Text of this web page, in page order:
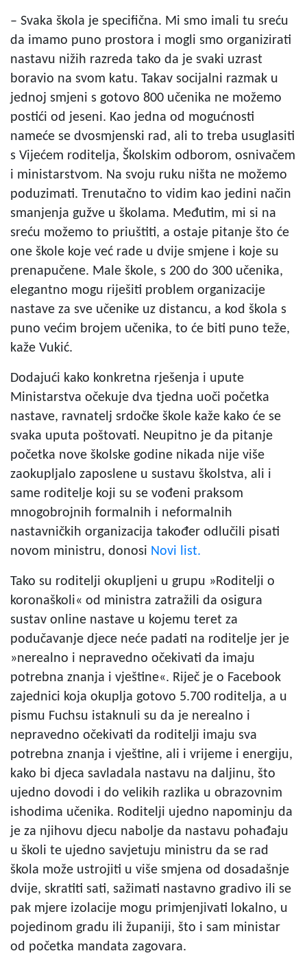
– Svaka škola je specifična. Mi smo imali tu sreću
da imamo puno prostora i mogli smo organizirati
nastavu nižih razreda tako da je svaki uzrast
boravio na svom katu. Takav socijalni razmak u
jednoj smjeni s gotovo 800 učenika ne možemo
postići od jeseni. Kao jedna od mogućnosti
nameće se dvosmjenski rad, ali to treba usuglasiti
s Vijećem roditelja, Školskim odborom, osnivačem
i ministarstvom. Na svoju ruku ništa ne možemo
poduzimati. Trenutačno to vidim kao jedini način
smanjenja gužve u školama. Međutim, mi si na
sreću možemo to priuštiti, a ostaje pitanje što će
one škole koje već rade u dvije smjene i koje su
prenapučene. Male škole, s 200 do 300 učenika,
elegantno mogu riješiti problem organizacije
nastave za sve učenike uz distancu, a kod škola s
puno većim brojem učenika, to će biti puno teže,
kaže Vukić.
Dodajući kako konkretna rješenja i upute
Ministarstva očekuje dva tjedna uoči početka
nastave, ravnatelj srdočke škole kaže kako će se
svaka uputa poštovati. Neupitno je da pitanje
početka nove školske godine nikada nije više
zaokupljalo zaposlene u sustavu školstva, ali i
same roditelje koji su se vođeni praksom
mnogobrojnih formalnih i neformalnih
nastavničkih organizacija također odlučili pisati
novom ministru, donosi Novi list.
Tako su roditelji okupljeni u grupu »Roditelji o
koronaškoli« od ministra zatražili da osigura
sustav online nastave u kojemu teret za
podučavanje djece neće padati na roditelje jer je
»nerealno i nepravedno očekivati da imaju
potrebna znanja i vještine«. Riječ je o Facebook
zajednici koja okuplja gotovo 5.700 roditelja, a u
pismu Fuchsu istaknuli su da je nerealno i
nepravedno očekivati da roditelji imaju sva
potrebna znanja i vještine, ali i vrijeme i energiju,
kako bi djeca savladala nastavu na daljinu, što
ujedno dovodi i do velikih razlika u obrazovnim
ishodima učenika. Roditelji ujedno napominju da
je za njihovu djecu nabolje da nastavu pohađaju
u školi te ujedno savjetuju ministru da se rad
škola može ustrojiti u više smjena od dosadašnje
dvije, skratiti sati, sažimati nastavno gradivo ili se
pak mjere izolacije mogu primjenjivati lokalno, u
pojedinom gradu ili županiji, što i sam ministar
od početka mandata zagovara.